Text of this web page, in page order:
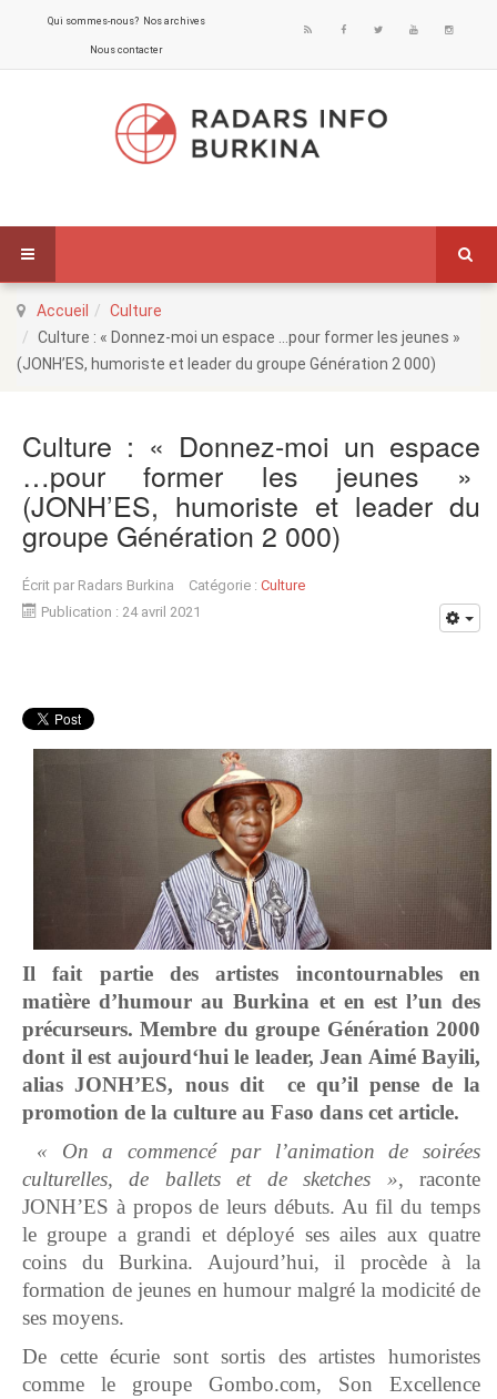
Qui sommes-nous? Nos archives
Nous contacter
Accueil
Culture
Culture : « Donnez-moi un espace …pour former les jeunes »
(JONH’ES, humoriste et leader du groupe Génération 2 000)
Culture : « Donnez-moi un espace
…pour former les jeunes »
(JONH’ES, humoriste et leader du
groupe Génération 2 000)
Écrit par Radars Burkina Catégorie : Culture
Publication : 24 avril 2021
Il fait partie des artistes incontournables en
matière d’humour au Burkina et en est l’un des
précurseurs. Membre du groupe Génération 2000
dont il est aujourd‘hui le leader, Jean Aimé Bayili,
alias JONH’ES, nous dit ce qu’il pense de la
promotion de la culture au Faso dans cet article.
« On a commencé par l’animation de soirées
culturelles, de ballets et de sketches », raconte
JONH’ES à propos de leurs débuts. Au fil du temps
le groupe a grandi et déployé ses ailes aux quatre
coins du Burkina. Aujourd’hui, il procède à la
formation de jeunes en humour malgré la modicité de
ses moyens.
De cette écurie sont sortis des artistes humoristes
comme le groupe Gombo.com, Son Excellence